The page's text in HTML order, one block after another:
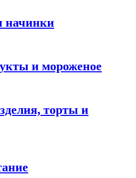
начинки
и мороженое
торты и